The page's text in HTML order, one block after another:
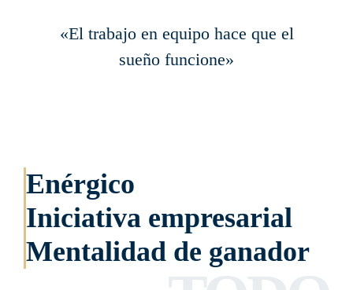
«El trabajo en equipo hace que el
sueño funcione»
Enérgico
Iniciativa empresarial
Mentalidad de ganador